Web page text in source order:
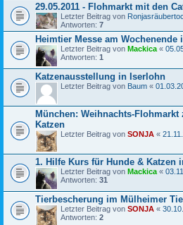
29.05.2011 - Flohmarkt mit den
Letzter Beitrag von
Antworten: 7
Heimtier Messe am Wochenende
Letzter Beitrag von Mackica «
Antworten: 1
Katzenausstellung in Iserlohn
Letzter Beitrag von Baum «
München: Weihnachts-
Katzen
Letzter Beitrag von SONJA «
1. Hilfe Kurs für Hunde & Katzen
Letzter Beitrag von Mackica «
Antworten: 31
Tierbescherung im Mülheimer
Letzter Beitrag von SONJA «
Antworten: 2